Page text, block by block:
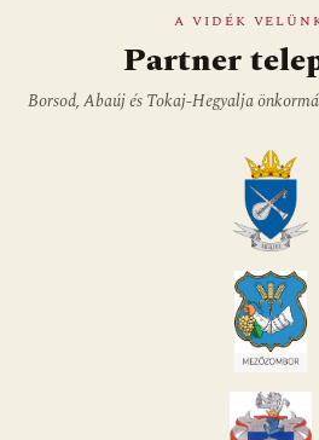
A VIDÉK
Partner
Borsod, Abaúj és Tokaj-Hegyalja